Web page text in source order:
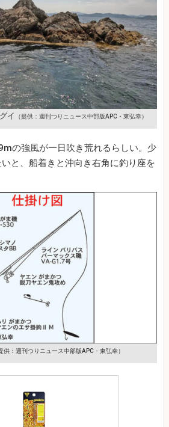
イ （提供：週刊つりニュース中部版APC・東弘幸）
の強風が一日吹き荒れるらしい。少
と、船着きと沖向き右角に釣り座を
供：週刊つりニュース中部版APC・東弘幸）